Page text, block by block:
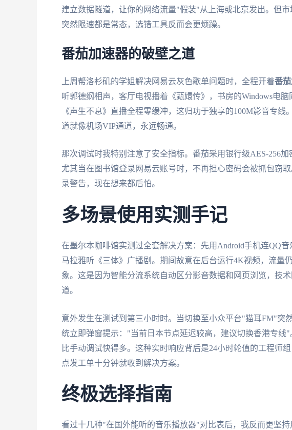
建立数据隧道，让你的网络流量"假装"从上海或北京发出。但市
突然限速都是常态，选错工具反而会更烦躁。
番茄加速器的破壁之道
上周帮洛杉矶的学姐解决网易云灰色歌单问题时，全程开着番
听郭德纲相声，客厅电视播着《甄嬛传》，书房的Windows电
《声生不息》直播全程零缓冲，这归功于独享的100M影音专
道就像机场VIP通道，永远畅通。
那次调试时我特别注意了安全指标。番茄采用银行级AES-256加
尤其当在图书馆登录网易云账号时，不再担心密码会被抓包窃
录警告，现在想来都后怕。
多场景使用实测手记
在墨尔本咖啡馆实测过全套解决方案：先用Android手机连QQ
马拉雅听《三体》广播剧。期间故意在后台运行4K视频，流量
象。这是因为智能分流系统自动区分影音数据和网页浏览，技
道。
意外发生在测试到第三小时时。当切换至小众平台"猫耳FM"突
统立即弹窗提示："当前日本节点延迟较高，建议切换香港专线"
比手动调试快得多。这种实时响应背后是24小时轮值的工程师
点发工单十分钟就收到解决方案。
终极选择指南
看过十几种"在国外能听的音乐播放器"对比表后，我反而更坚